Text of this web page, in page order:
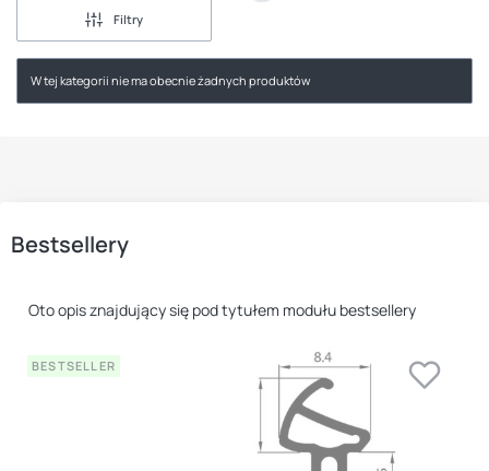
Filtry
W tej kategorii nie ma obecnie żadnych produktów
Bestsellery
Oto opis znajdujący się pod tytułem modułu bestsellery
BESTSELLER